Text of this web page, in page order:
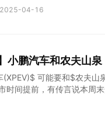
作权。 接下来，我们就一
复合增速持续增长。 近几
外互联网平台的渗透率也
2025-04-16
小鹏汽车和农夫山
(XPEV)$ 可能要和$农夫
时间提前，有传言说本周